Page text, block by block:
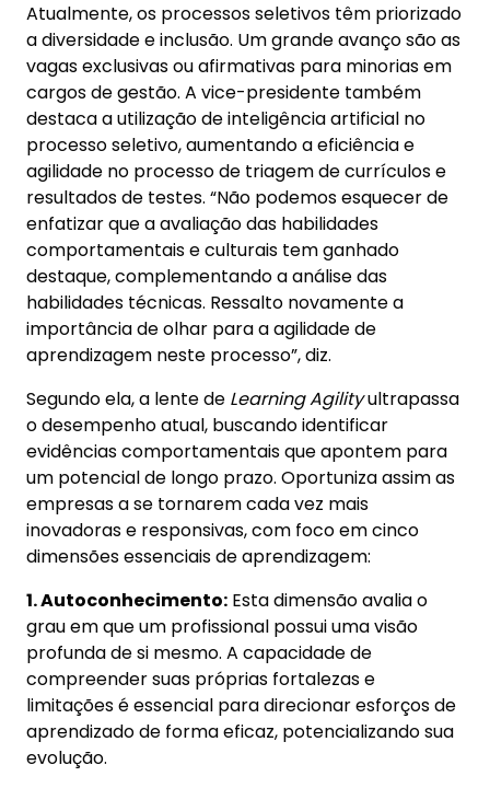
Atualmente, os processos seletivos têm priorizado
a diversidade e inclusão. Um grande avanço são as
vagas exclusivas ou afirmativas para minorias em
cargos de gestão. A vice-presidente também
destaca a utilização de inteligência artificial no
processo seletivo, aumentando a eficiência e
agilidade no processo de triagem de currículos e
resultados de testes. “Não podemos esquecer de
enfatizar que a avaliação das habilidades
comportamentais e culturais tem ganhado
destaque, complementando a análise das
habilidades técnicas. Ressalto novamente a
importância de olhar para a agilidade de
aprendizagem neste processo”, diz.
Segundo ela, a lente de Learning Agilityultrapassa
o desempenho atual, buscando identificar
evidências comportamentais que apontem para
um potencial de longo prazo. Oportuniza assim as
empresas a se tornarem cada vez mais
inovadoras e responsivas, com foco em cinco
dimensões essenciais de aprendizagem:
1. Autoconhecimento: Esta dimensão avalia o
grau em que um profissional possui uma visão
profunda de si mesmo. A capacidade de
compreender suas próprias fortalezas e
limitações é essencial para direcionar esforços de
aprendizado de forma eficaz, potencializando sua
evolução.